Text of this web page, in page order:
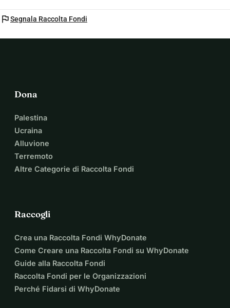
flagSegnala Raccolta Fondi
Dona
Palestina
Ucraina
Alluvione
Terremoto
Altre Categorie di Raccolta Fondi
Raccogli
Crea una Raccolta Fondi WhyDonate
Come Creare una Raccolta Fondi su WhyDonate
Guide alla Raccolta Fondi
Raccolta Fondi per le Organizzazioni
Perché Fidarsi di WhyDonate